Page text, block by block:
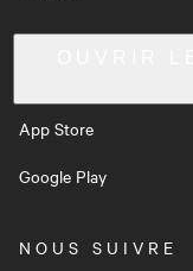
App Store
Google Play
NOUS SUIVRE